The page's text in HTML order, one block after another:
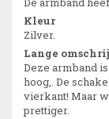
Kleur
Zilver.
Lange
Deze armband
hoog,. De
vierkant! Maar
prettiger.